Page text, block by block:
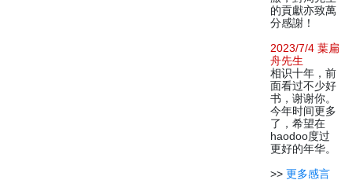
的貢獻亦致萬
分感謝！
2023/7/4 葉扁
舟先生
相识十年，前
面看过不少好
书，谢谢你。
今年时间更多
了，希望在
haodoo度过
更好的年华。
>> 更多感言